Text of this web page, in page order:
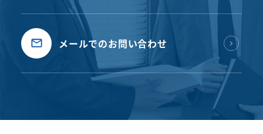
メールでのお問い合わせ